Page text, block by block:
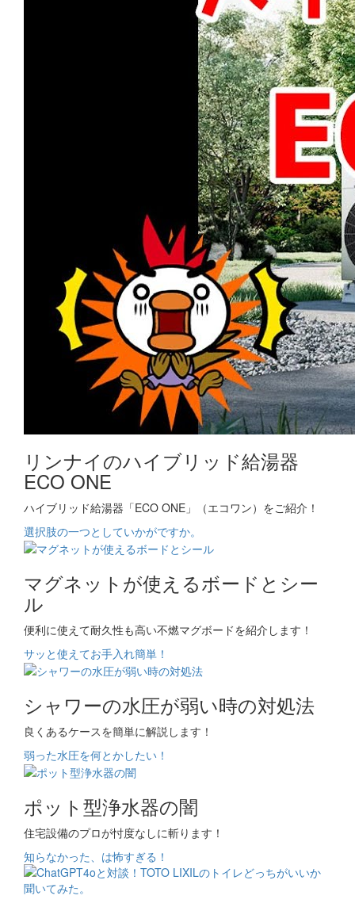
リンナイのハイブリッド給湯器
ECO ONE
ハイブリッド給湯器「ECO ONE」（エコワン）をご紹介！
選択肢の一つとしていかがですか。
マグネットが使えるボードとシー
ル
便利に使えて耐久性も高い不燃マグボードを紹介します！
サッと使えてお手入れ簡単！
シャワーの水圧が弱い時の対処法
良くあるケースを簡単に解説します！
弱った水圧を何とかしたい！
ポット型浄水器の闇
住宅設備のプロが忖度なしに斬ります！
知らなかった、は怖すぎる！